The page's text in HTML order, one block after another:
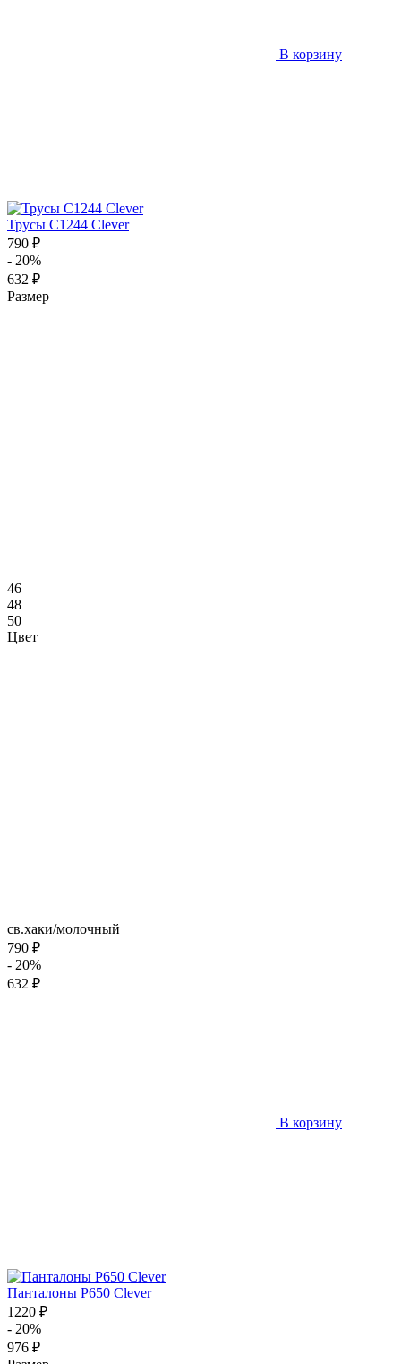
В корзину
Трусы C1244 Clever
790 ₽
- 20%
632 ₽
Размер
46
48
50
Цвет
св.хаки/молочный
790 ₽
- 20%
632 ₽
В корзину
Панталоны P650 Clever
1220 ₽
- 20%
976 ₽